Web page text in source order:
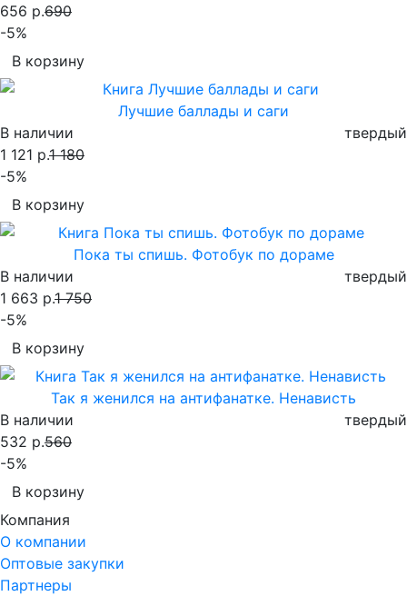
656 р.690
-5%
В корзину
Лучшие баллады и саги
В наличии
твердый
1 121 р.1 180
-5%
В корзину
Пока ты спишь. Фотобук по дораме
В наличии
твердый
1 663 р.1 750
-5%
В корзину
Так я женился на антифанатке. Ненависть
В наличии
твердый
532 р.560
-5%
В корзину
Компания
О компании
Оптовые закупки
Партнеры